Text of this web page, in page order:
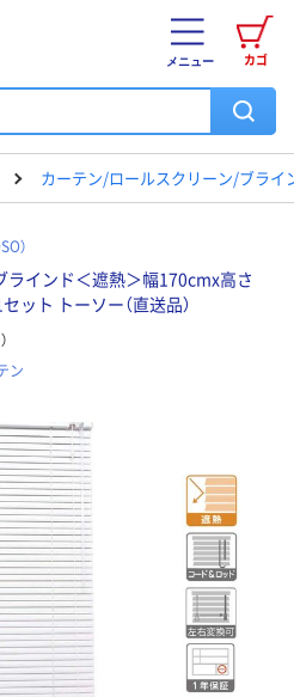
カゴ
メニュー
カーテン/ロールスクリーン/ブライ
）
ラインド＜遮熱＞幅170cmx高さ
ト トーソー（直送品）
）
ン